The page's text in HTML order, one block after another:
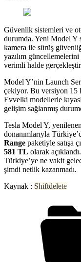
Güvenlik sistemleri ve
durumda. Yeni Model Y
kamera ile sürüş
yazılım
verimli halde
Model Y’nin Launch
çekiyor. Bu versiyon 15
Evvelki modellerle
gelişim sağlanmış
Tesla Model Y,
donanımlarıyla
Range paketiyle satışa
581 TL olarak
Türkiye’ye ne vakit
şimdi netlik kazanmadı.
Kaynak : Shiftdelete